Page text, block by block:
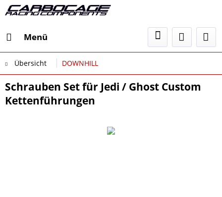
Menü
Übersicht DOWNHILL
Schrauben Set für Jedi / Ghost Custom
Kettenführungen